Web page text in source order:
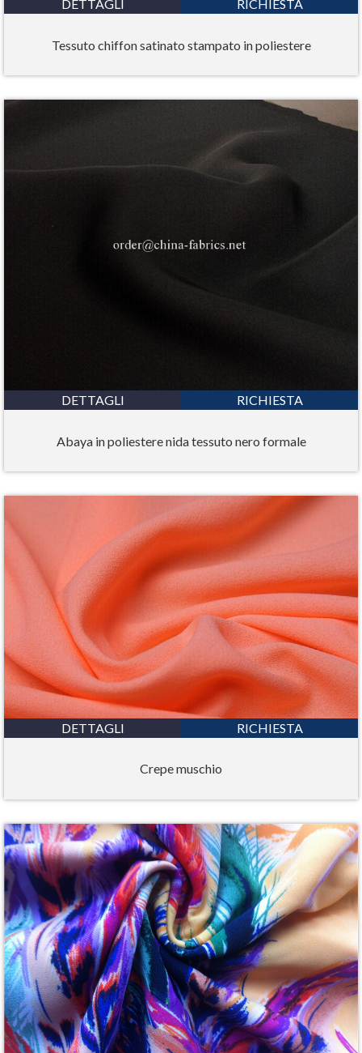
DETTAGLI RICHIESTA
Tessuto chiffon satinato stampato in poliestere
DETTAGLI RICHIESTA
Abaya in poliestere nida tessuto nero formale
DETTAGLI RICHIESTA
Crepe muschio